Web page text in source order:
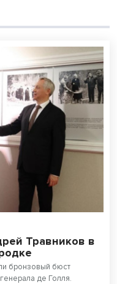
Травников в
бронзовый бюст
де Голля.